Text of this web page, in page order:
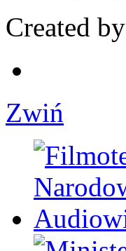
Created by
Zwiń